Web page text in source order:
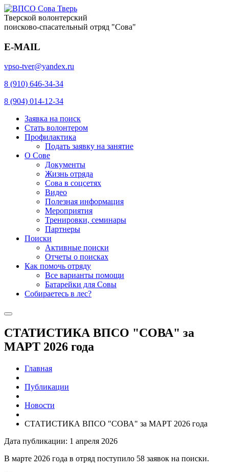
Тверской волонтерский
поисково-спасательный отряд "Сова"
E-MAIL
vpso-tver@yandex.ru
8 (910) 646-34-34
8 (904) 014-12-34
Заявка на поиск
Стать волонтером
Профилактика
Подать заявку на занятие
О Сове
Документы
Жизнь отряда
Сова в соцсетях
Видео
Полезная информация
Мероприятия
Тренировки, семинары
Партнеры
Поиски
Активные поиски
Отчеты о поисках
Как помочь отряду
Все варианты помощи
Батарейки для Совы
Собираетесь в лес?
СТАТИСТИКА ВПСО "СОВА" за
МАРТ 2026 года
Главная
Публикации
Новости
СТАТИСТИКА ВПСО "СОВА" за МАРТ 2026 года
Дата публикации: 1 апреля 2026
В марте 2026 года в отряд поступило 58 заявок на поиски.